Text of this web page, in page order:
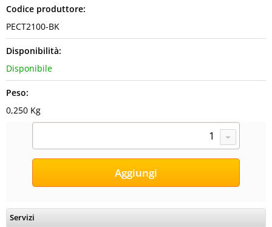
Codice produttore:
PECT2100-BK
Disponibilità:
Disponibile
Peso:
0,250 Kg
Servizi